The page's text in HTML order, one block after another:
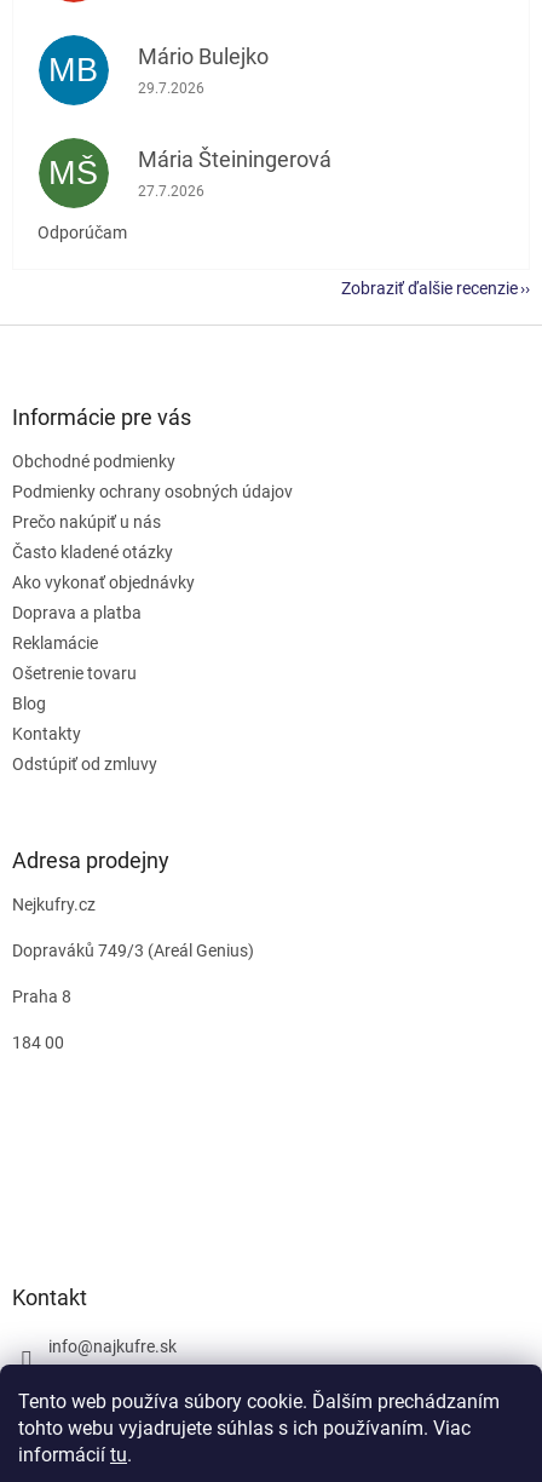
Tento web používa súbory cookie. Ďalším prechádzaním
tohto webu vyjadrujete súhlas s ich používaním. Viac
informácií tu.
MB Mário Bulejko
Hodnotenie obchodu je 5 z 5 hviezdičiek.
29.7.2026
MŠ Mária Šteiningerová
Hodnotenie obchodu je 5 z 5 hviezdičiek.
27.7.2026
Odporúčam
Zobraziť ďalšie recenzie
Informácie pre vás
Obchodné podmienky
Podmienky ochrany osobných údajov
Prečo nakúpiť u nás
Často kladené otázky
Ako vykonať objednávky
Doprava a platba
Reklamácie
Ošetrenie tovaru
Blog
Kontakty
Odstúpiť od zmluvy
Adresa prodejny
Nejkufry.cz
Dopraváků 749/3 (Areál Genius)
Praha 8
184 00
Kontakt
info@najkufre.sk
Facebook